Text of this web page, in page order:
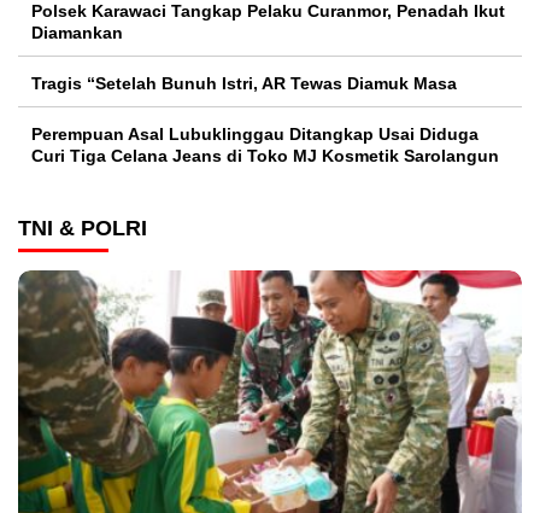
Polsek Karawaci Tangkap Pelaku Curanmor, Penadah Ikut
Diamankan
Tragis “Setelah Bunuh Istri, AR Tewas Diamuk Masa
Perempuan Asal Lubuklinggau Ditangkap Usai Diduga
Curi Tiga Celana Jeans di Toko MJ Kosmetik Sarolangun
TNI & POLRI